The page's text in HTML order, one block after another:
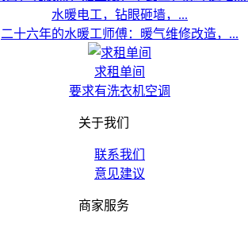
水暖电工，钻眼砸墙，...
二十六年的水暖工师傅：暖气维修改造，...
求租单间
要求有洗衣机空调
关于我们
联系我们
意见建议
商家服务